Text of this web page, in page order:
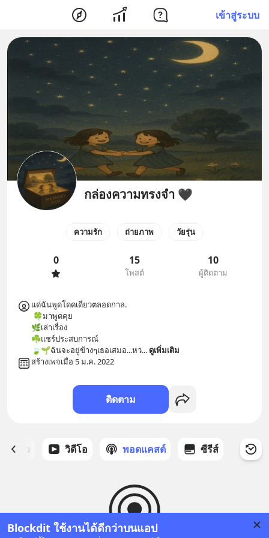
เข้าสู่ระบบ
Blockdit ใช้งานได้ดีกว่าบนแอป
กล่องความทรงจำ 🖤
ความรัก ถ่ายภาพ วัยรุ่น
0 15
โพสต์
10
ผู้ติดตาม
แด่ฉันพูดโดดเดี่ยวตลอดกาล.
🌿เล่าเรื่อง
☘️แชร์ประสบการณ์
🍃🌱ฉันจะอยู่ข้างๆเธอเสมอ...หว... ดูเพิ่มเติม
สร้างเพจเมื่อ 5 ม.ค. 2022
ติดตาม
ด้ดาว วิดีโอ พอดแคสต์ ซีรีส์